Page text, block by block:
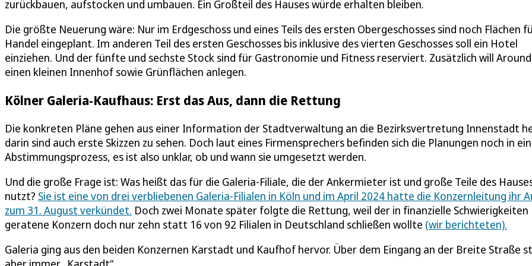
zurückbauen, aufstocken und umbauen. Ein Großteil des Hauses würde erhalten bleiben.
Die größte Neuerung wäre: Nur im Erdgeschoss und eines Teils des ersten Obergeschosses sind noch Flächen
Handel eingeplant. Im anderen Teil des ersten Geschosses bis inklusive des vierten Geschosses soll ein Hotel
einziehen. Und der fünfte und sechste Stock sind für Gastronomie und Fitness reserviert. Zusätzlich will
einen kleinen Innenhof sowie Grünflächen anlegen.
Kölner Galeria-Kaufhaus: Erst das Aus, dann die Rettung
Die konkreten Pläne gehen aus einer Information der Stadtverwaltung an die Bezirksvertretung Innenstadt
darin sind auch erste Skizzen zu sehen. Doch laut eines Firmensprechers befinden sich die Planungen noch in
Abstimmungsprozess, es ist also unklar, ob und wann sie umgesetzt werden.
Und die große Frage ist: Was heißt das für die Galeria-Filiale, die der Ankermieter ist und große Teile des
nutzt? Sie ist eine von drei verbliebenen Galeria-Filialen in Köln und im April 2024 hatte die Konzernleitung ihr
zum 31. August verkündet. Doch zwei Monate später folgte die Rettung, weil der in finanzielle Schwierigkeiten
geratene Konzern doch nur zehn statt 16 von 92 Filialen in Deutschland schließen wollte (wir berichteten).
Galeria ging aus den beiden Konzernen Karstadt und Kaufhof hervor. Über dem Eingang an der Breite Straße